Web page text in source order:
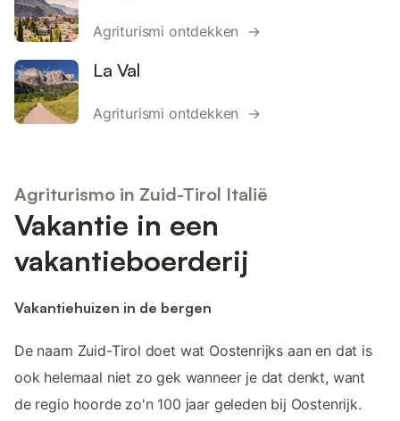
Agriturismi ontdekken →
La Val
Agriturismi ontdekken →
Agriturismo in Zuid-Tirol Italië
Vakantie in een
vakantieboerderij
Vakantiehuizen in de bergen
De naam Zuid-Tirol doet wat Oostenrijks aan en dat is
ook helemaal niet zo gek wanneer je dat denkt, want
de regio hoorde zo'n 100 jaar geleden bij Oostenrijk.